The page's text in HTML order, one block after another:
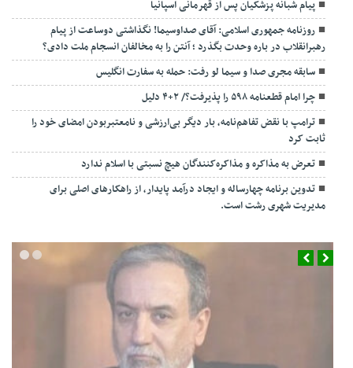
پیام شبانه پزشکیان پس از قهرمانی اسپانیا
روزنامه جمهوری اسلامی: آقای صداوسیما! نگذاشتی دوساعت از پیام
رهبرانقلاب در باره وحدت بگذرد ؛ آنتن را به مخالفان انسجام ملت دادی؟
سابقه مجری صدا و سیما لو رفت: حمله به سفارت انگلیس
چرا امام قطعنامه ۵۹۸ را پذیرفت؟/ ۲+۴ دلیل
ترامپ با نقض تفاهم‌نامه، بار دیگر بی‌ارزشی و نامعتبربودن امضای خود را
ثابت کرد
تعرض به مذاکره و مذاکره‌کنندگان هیچ نسبتی با اسلام ندارد
تدوین برنامه چهارساله و ایجاد درآمد پایدار، از راهکارهای اصلی برای
مدیریت شهری رشت است.